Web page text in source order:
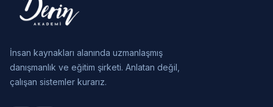
İnsan kaynakları alanında uzmanlaşmış
danışmanlık ve eğitim şirketi. Anlatan değil,
çalışan sistemler kurarız.